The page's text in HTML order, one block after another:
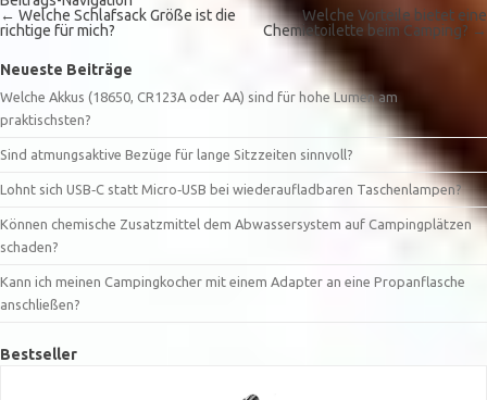
← Welche Schlafsack Größe ist die
richtige für mich?
Welche Vorteile bietet eine
Chemietoilette beim Camping? →
Neueste Beiträge
Welche Akkus (18650, CR123A oder AA) sind für hohe Lumen am
praktischsten?
Sind atmungsaktive Bezüge für lange Sitzzeiten sinnvoll?
Lohnt sich USB‑C statt Micro‑USB bei wiederaufladbaren Taschenlampen?
Können chemische Zusatzmittel dem Abwassersystem auf Campingplätzen
schaden?
Kann ich meinen Campingkocher mit einem Adapter an eine Propanflasche
anschließen?
Bestseller